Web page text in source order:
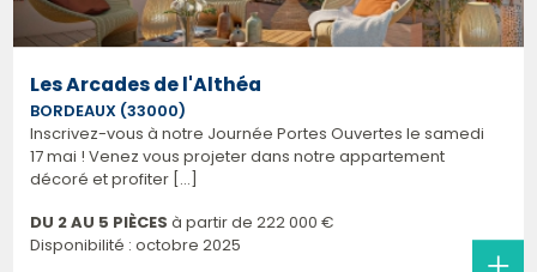
Les Arcades de l'Althéa
BORDEAUX (33000)
Inscrivez-vous à notre Journée Portes Ouvertes le samedi
17 mai ! Venez vous projeter dans notre appartement
décoré et profiter [...]
DU 2 AU 5 PIÈCES à partir de 222 000 €
Disponibilité : octobre 2025